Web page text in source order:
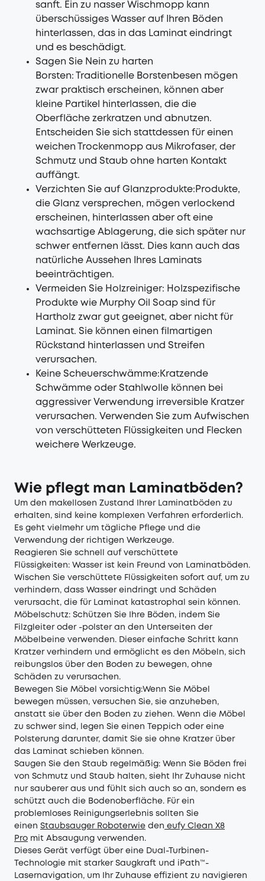
sanft. Ein zu nasser Wischmopp kann
überschüssiges Wasser auf Ihren Böden
hinterlassen, das in das Laminat eindringt
und es beschädigt.
Sagen Sie Nein zu harten
Borsten: Traditionelle Borstenbesen mögen
zwar praktisch erscheinen, können aber
kleine Partikel hinterlassen, die die
Oberfläche zerkratzen und abnutzen.
Entscheiden Sie sich stattdessen für einen
weichen Trockenmopp aus Mikrofaser, der
Schmutz und Staub ohne harten Kontakt
auffängt.
Verzichten Sie auf Glanzprodukte:Produkte,
die Glanz versprechen, mögen verlockend
erscheinen, hinterlassen aber oft eine
wachsartige Ablagerung, die sich später nur
schwer entfernen lässt. Dies kann auch das
natürliche Aussehen Ihres Laminats
beeinträchtigen.
Vermeiden Sie Holzreiniger: Holzspezifische
Produkte wie Murphy Oil Soap sind für
Hartholz zwar gut geeignet, aber nicht für
Laminat. Sie können einen filmartigen
Rückstand hinterlassen und Streifen
verursachen.
Keine Scheuerschwämme:Kratzende
Schwämme oder Stahlwolle können bei
aggressiver Verwendung irreversible Kratzer
verursachen. Verwenden Sie zum Aufwischen
von verschütteten Flüssigkeiten und Flecken
weichere Werkzeuge.
Wie pflegt man Laminatböden?
Um den makellosen Zustand Ihrer Laminatböden zu
erhalten, sind keine komplexen Verfahren erforderlich.
Es geht vielmehr um tägliche Pflege und die
Verwendung der richtigen Werkzeuge.
Reagieren Sie schnell auf verschüttete
Flüssigkeiten: Wasser ist kein Freund von Laminatböden.
Wischen Sie verschüttete Flüssigkeiten sofort auf, um zu
verhindern, dass Wasser eindringt und Schäden
verursacht, die für Laminat katastrophal sein können.
Möbelschutz: Schützen Sie Ihre Böden, indem Sie
Filzgleiter oder -polster an den Unterseiten der
Möbelbeine verwenden. Dieser einfache Schritt kann
Kratzer verhindern und ermöglicht es den Möbeln, sich
reibungslos über den Boden zu bewegen, ohne
Schäden zu verursachen.
Bewegen Sie Möbel vorsichtig:Wenn Sie Möbel
bewegen müssen, versuchen Sie, sie anzuheben,
anstatt sie über den Boden zu ziehen. Wenn die Möbel
zu schwer sind, legen Sie einen Teppich oder eine
Polsterung darunter, damit Sie sie ohne Kratzer über
das Laminat schieben können.
Saugen Sie den Staub regelmäßig: Wenn Sie Böden frei
von Schmutz und Staub halten, sieht Ihr Zuhause nicht
nur sauberer aus und fühlt sich auch so an, sondern es
schützt auch die Bodenoberfläche. Für ein
problemloses Reinigungserlebnis sollten Sie
einen Staubsauger Roboterwie den eufy Clean X8
Pro mit Absaugung verwenden.
Dieses Gerät verfügt über eine Dual-Turbinen-
Technologie mit starker Saugkraft und iPath™-
Lasernavigation, um Ihr Zuhause effizient zu navigieren